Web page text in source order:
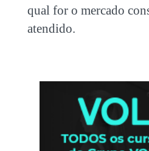
qual for o mercado
atendido.